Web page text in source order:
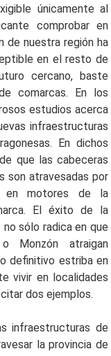
únicamente al
comprobar en
de nuestra región ha
en el resto de
cercano, baste
comarcas. En los
estudios acerca
infraestructuras
En dichos
que las cabeceras
son atravesadas por
en motores de la
El éxito de la
sólo radica en que
Monzón atraigan
definitivo estriba en
vivir en localidades
dos ejemplos.
infraestructuras de
la provincia de